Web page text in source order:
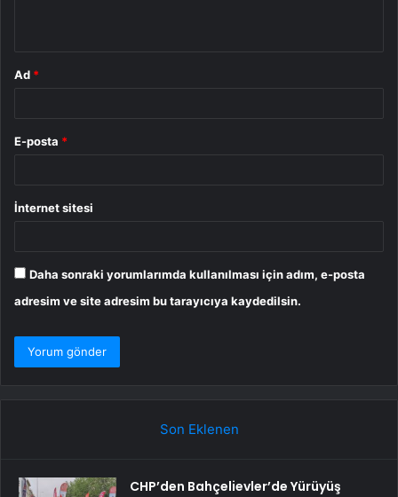
Ad *
E-posta *
İnternet sitesi
Daha sonraki yorumlarımda kullanılması için adım, e-posta
adresim ve site adresim bu tarayıcıya kaydedilsin.
Son Eklenen
CHP’den Bahçelievler’de Yürüyüş